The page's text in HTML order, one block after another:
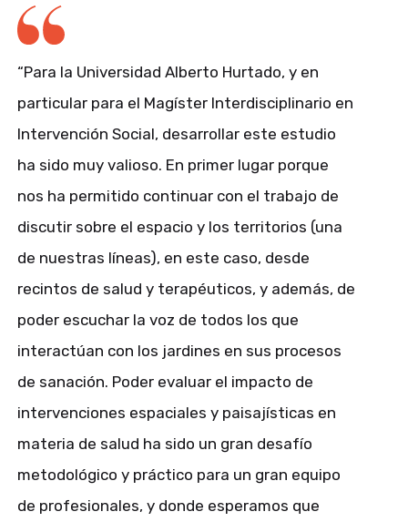
“Para la Universidad Alberto Hurtado, y en
particular para el Magíster Interdisciplinario en
Intervención Social, desarrollar este estudio
ha sido muy valioso. En primer lugar porque
nos ha permitido continuar con el trabajo de
discutir sobre el espacio y los territorios (una
de nuestras líneas), en este caso, desde
recintos de salud y terapéuticos, y además, de
poder escuchar la voz de todos los que
interactúan con los jardines en sus procesos
de sanación. Poder evaluar el impacto de
intervenciones espaciales y paisajísticas en
materia de salud ha sido un gran desafío
metodológico y práctico para un gran equipo
de profesionales, y donde esperamos que